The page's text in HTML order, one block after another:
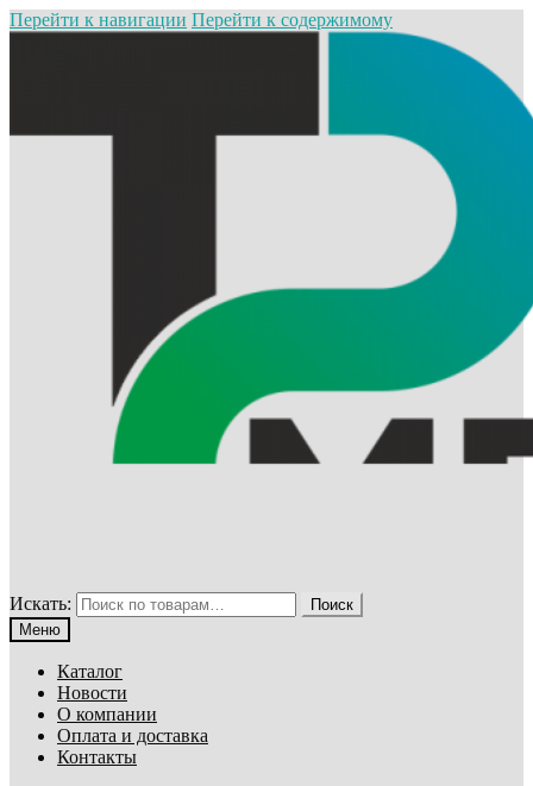
Перейти к навигации Перейти к содержимому
Искать:
Поиск
Меню
Каталог
Новости
О компании
Оплата и доставка
Контакты